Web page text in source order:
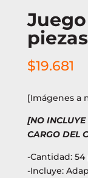
$19.681
[Imágenes a
[NO
CARGO DEL
-Cantidad: 54
-Incluye: